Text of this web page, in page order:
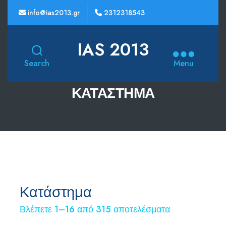
info@ias2013.gr 2312318543
Search
IAS 2013
Menu
ΚΑΤΆΣΤΗΜΑ
Κατάστημα
Βλέπετε 1–16 από 315 αποτελέσματα